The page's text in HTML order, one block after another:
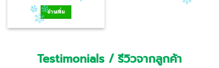
อ่านเพิ่ม
Testimonials / รีวิวจากลูกค้า